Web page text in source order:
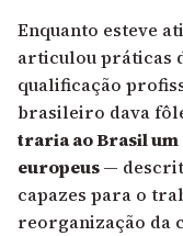
Enquanto esteve
articulou práticas
qualificação
brasileiro dava
traria ao Brasil
europeus—
capazes para o
reorganização da